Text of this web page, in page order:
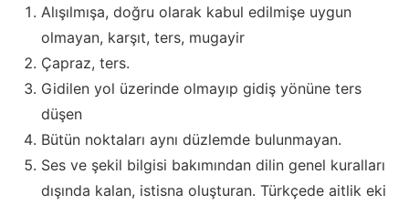
Alışılmışa, doğru olarak kabul edilmişe uygun
olmayan, karşıt, ters, mugayir
Çapraz, ters.
Gidilen yol üzerinde olmayıp gidiş yönüne ters
düşen
Bütün noktaları aynı düzlemde bulunmayan.
Ses ve şekil bilgisi bakımından dilin genel kuralları
dışında kalan, istisna oluşturan. Türkçede aitlik eki